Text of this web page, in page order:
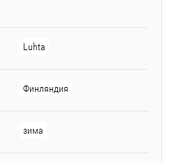
Luhta
Финляндия
зима